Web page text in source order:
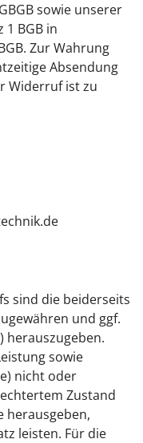
sowie unserer
1 BGB in
Zur Wahrung
Absendung
Widerruf ist zu
sind die beiderseits
und ggf.
herauszugeben.
sowie
nicht oder
Zustand
herausgeben,
leisten. Für die